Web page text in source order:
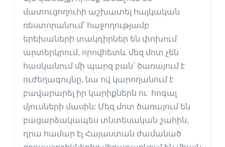
մատուցողուհի աշխատել հայկական
ռեստորանում՝ հաջողությամբ
երեխաների տակդիրներ են փոխում
արտերկրում, որովհետև մեզ մոտ չեն
հասկանում մի պարզ բան՝ ծառայում է
ուժեղագույնը, նա ով կարողանում է
բավարարել իր կարիքներն ու հոգալ
մյուսների մասին: Մեզ մոտ ծառայում են
բացարձակապես տնտեսական շահին,
դրա համար էլ Հայաստան ժամանած